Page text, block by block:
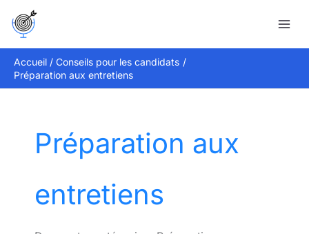
Accueil
Conseils pour les candidats
Préparation aux entretiens
Préparation aux
entretiens
Rechercher